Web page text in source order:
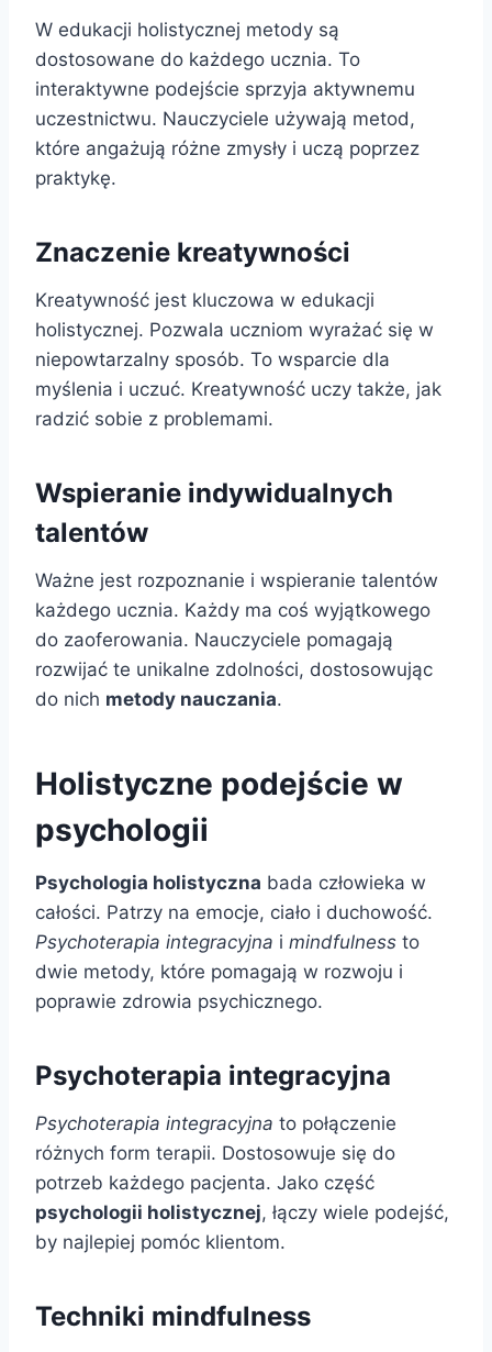
W edukacji holistycznej metody są
dostosowane do każdego ucznia. To
interaktywne podejście sprzyja aktywnemu
uczestnictwu. Nauczyciele używają metod,
które angażują różne zmysły i uczą poprzez
praktykę.
Znaczenie kreatywności
Kreatywność jest kluczowa w edukacji
holistycznej. Pozwala uczniom wyrażać się w
niepowtarzalny sposób. To wsparcie dla
myślenia i uczuć. Kreatywność uczy także, jak
radzić sobie z problemami.
Wspieranie indywidualnych
talentów
Ważne jest rozpoznanie i wspieranie talentów
każdego ucznia. Każdy ma coś wyjątkowego
do zaoferowania. Nauczyciele pomagają
rozwijać te unikalne zdolności, dostosowując
do nich metody nauczania.
Holistyczne podejście w
psychologii
Psychologia holistyczna bada człowieka w
całości. Patrzy na emocje, ciało i duchowość.
Psychoterapia integracyjna i mindfulness to
dwie metody, które pomagają w rozwoju i
poprawie zdrowia psychicznego.
Psychoterapia integracyjna
Psychoterapia integracyjna to połączenie
różnych form terapii. Dostosowuje się do
potrzeb każdego pacjenta. Jako część
psychologii holistycznej, łączy wiele podejść,
by najlepiej pomóc klientom.
Techniki mindfulness